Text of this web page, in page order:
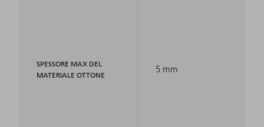
SPESSORE MAX DEL
MATERIALE OTTONE
5 mm